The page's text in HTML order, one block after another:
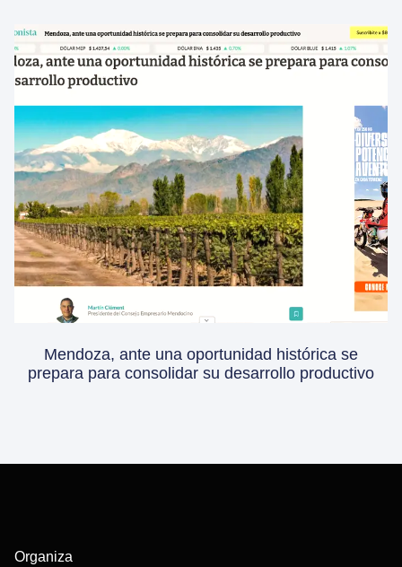
Mendoza, ante una oportunidad histórica se
prepara para consolidar su desarrollo productivo
Organiza